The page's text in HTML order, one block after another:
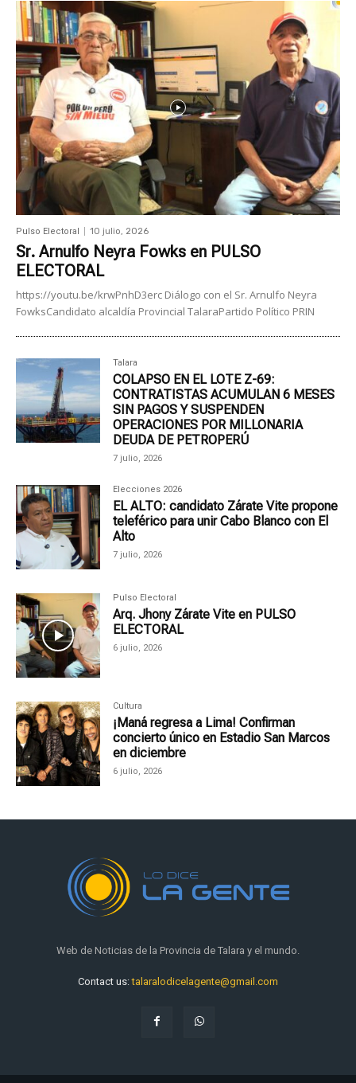
Pulso Electoral 10 julio, 2026
Sr. Arnulfo Neyra Fowks en PULSO
ELECTORAL
https://youtu.be/krwPnhD3erc Diálogo con el Sr. Arnulfo Neyra
FowksCandidato alcaldía Provincial TalaraPartido Político PRIN
Talara
COLAPSO EN EL LOTE Z-69:
CONTRATISTAS ACUMULAN 6 MESES
SIN PAGOS Y SUSPENDEN
OPERACIONES POR MILLONARIA
DEUDA DE PETROPERÚ
7 julio, 2026
Elecciones 2026
EL ALTO: candidato Zárate Vite propone
teleférico para unir Cabo Blanco con El
Alto
7 julio, 2026
Pulso Electoral
Arq. Jhony Zárate Vite en PULSO
ELECTORAL
6 julio, 2026
Cultura
¡Maná regresa a Lima! Confirman
concierto único en Estadio San Marcos
en diciembre
6 julio, 2026
Web de Noticias de la Provincia de Talara y el mundo.
Contact us:talaralodicelagente@gmail.com